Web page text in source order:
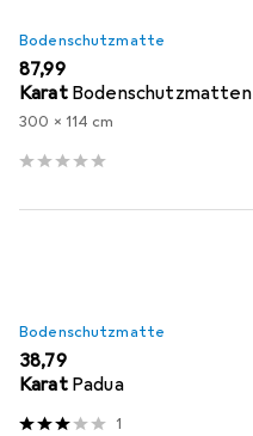
Bodenschutzmatte
EUR
87,99
Karat Bodenschutzmatten
300 x 114 cm
Bodenschutzmatte
EUR
38,79
Karat Padua
1